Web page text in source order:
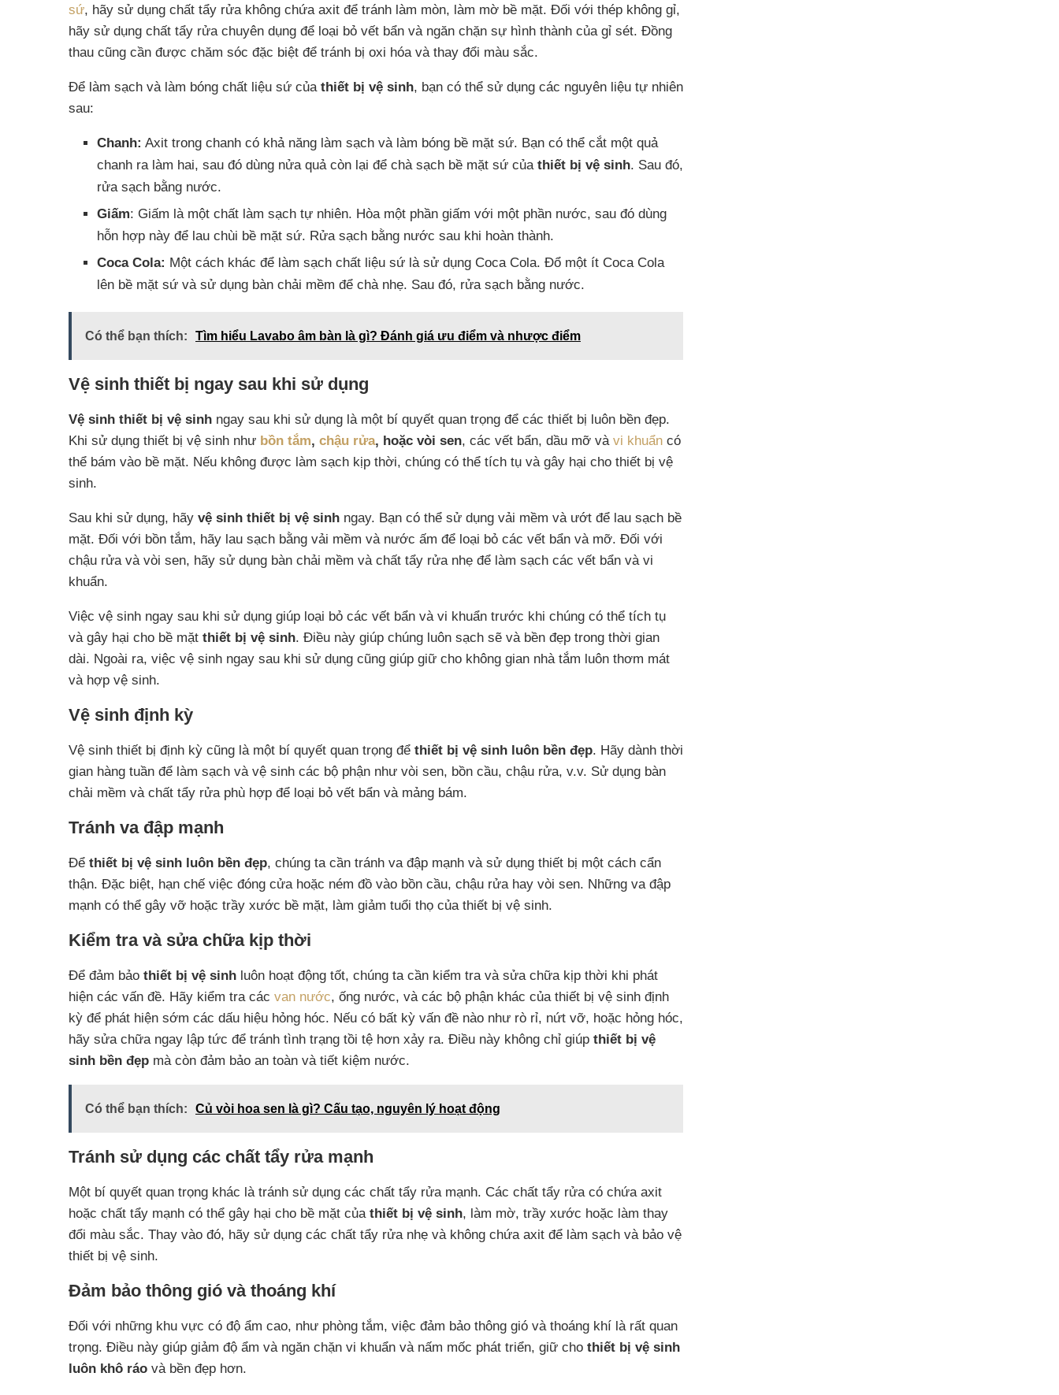
sứ, hãy sử dụng chất tẩy rửa không chứa axit để tránh làm mòn, làm mờ bề mặt. Đối với thép không gỉ,
hãy sử dụng chất tẩy rửa chuyên dụng để loại bỏ vết bẩn và ngăn chặn sự hình thành của gỉ sét. Đồng
thau cũng cần được chăm sóc đặc biệt để tránh bị oxi hóa và thay đổi màu sắc.
Để làm sạch và làm bóng chất liệu sứ củathiết bị vệ sinh, bạn có thể sử dụng các nguyên liệu tự nhiên
sau:
Chanh: Axit trong chanh có khả năng làm sạch và làm bóng bề mặt sứ. Bạn có thể cắt một quả
chanh ra làm hai, sau đó dùng nửa quả còn lại để chà sạch bề mặt sứ của thiết bị vệ sinh. Sau đó,
rửa sạch bằng nước.
Giấm: Giấm là một chất làm sạch tự nhiên. Hòa một phần giấm với một phần nước, sau đó dùng
hỗn hợp này để lau chùi bề mặt sứ. Rửa sạch bằng nước sau khi hoàn thành.
Coca Cola: Một cách khác để làm sạch chất liệu sứ là sử dụng Coca Cola. Đổ một ít Coca Cola
lên bề mặt sứ và sử dụng bàn chải mềm để chà nhẹ. Sau đó, rửa sạch bằng nước.
Có thể bạn thích: Tìm hiểu Lavabo âm bàn là gì? Đánh giá ưu điểm và nhược điểm
Vệ sinh thiết bị ngay sau khi sử dụng
Vệ sinh thiết bị vệ sinh ngay sau khi sử dụng là một bí quyết quan trọng để các thiết bị luôn bền đẹp.
Khi sử dụng thiết bị vệ sinh như bồn tắm, chậu rửa, hoặc vòi sen, các vết bẩn, dầu mỡ và vi khuẩn có
thể bám vào bề mặt. Nếu không được làm sạch kịp thời, chúng có thể tích tụ và gây hại cho thiết bị vệ
sinh.
Sau khi sử dụng, hãy vệ sinh thiết bị vệ sinh ngay. Bạn có thể sử dụng vải mềm và ướt để lau sạch bề
mặt. Đối với bồn tắm, hãy lau sạch bằng vải mềm và nước ấm để loại bỏ các vết bẩn và mỡ. Đối với
chậu rửa và vòi sen, hãy sử dụng bàn chải mềm và chất tẩy rửa nhẹ để làm sạch các vết bẩn và vi
khuẩn.
Việc vệ sinh ngay sau khi sử dụng giúp loại bỏ các vết bẩn và vi khuẩn trước khi chúng có thể tích tụ
và gây hại cho bề mặt thiết bị vệ sinh. Điều này giúp chúng luôn sạch sẽ và bền đẹp trong thời gian
dài. Ngoài ra, việc vệ sinh ngay sau khi sử dụng cũng giúp giữ cho không gian nhà tắm luôn thơm mát
và hợp vệ sinh.
Vệ sinh định kỳ
Vệ sinh thiết bị định kỳ cũng là một bí quyết quan trọng để thiết bị vệ sinh luôn bền đẹp. Hãy dành thời
gian hàng tuần để làm sạch và vệ sinh các bộ phận như vòi sen, bồn cầu, chậu rửa, v.v. Sử dụng bàn
chải mềm và chất tẩy rửa phù hợp để loại bỏ vết bẩn và mảng bám.
Tránh va đập mạnh
Để thiết bị vệ sinh luôn bền đẹp, chúng ta cần tránh va đập mạnh và sử dụng thiết bị một cách cẩn
thận. Đặc biệt, hạn chế việc đóng cửa hoặc ném đồ vào bồn cầu, chậu rửa hay vòi sen. Những va đập
mạnh có thể gây vỡ hoặc trầy xước bề mặt, làm giảm tuổi thọ của thiết bị vệ sinh.
Kiểm tra và sửa chữa kịp thời
Để đảm bảo thiết bị vệ sinh luôn hoạt động tốt, chúng ta cần kiểm tra và sửa chữa kịp thời khi phát
hiện các vấn đề. Hãy kiểm tra các van nước, ống nước, và các bộ phận khác của thiết bị vệ sinh định
kỳ để phát hiện sớm các dấu hiệu hỏng hóc. Nếu có bất kỳ vấn đề nào như rò rỉ, nứt vỡ, hoặc hỏng hóc,
hãy sửa chữa ngay lập tức để tránh tình trạng tồi tệ hơn xảy ra. Điều này không chỉ giúp thiết bị vệ
sinh bền đẹp mà còn đảm bảo an toàn và tiết kiệm nước.
Có thể bạn thích: Củ vòi hoa sen là gì? Cấu tạo, nguyên lý hoạt động
Tránh sử dụng các chất tẩy rửa mạnh
Một bí quyết quan trọng khác là tránh sử dụng các chất tẩy rửa mạnh. Các chất tẩy rửa có chứa axit
hoặc chất tẩy mạnh có thể gây hại cho bề mặt củathiết bị vệ sinh, làm mờ, trầy xước hoặc làm thay
đổi màu sắc. Thay vào đó, hãy sử dụng các chất tẩy rửa nhẹ và không chứa axit để làm sạch và bảo vệ
thiết bị vệ sinh.
Đảm bảo thông gió và thoáng khí
Đối với những khu vực có độ ẩm cao, như phòng tắm, việc đảm bảo thông gió và thoáng khí là rất quan
trọng. Điều này giúp giảm độ ẩm và ngăn chặn vi khuẩn và nấm mốc phát triển, giữ cho thiết bị vệ sinh
luôn khô ráo và bền đẹp hơn.